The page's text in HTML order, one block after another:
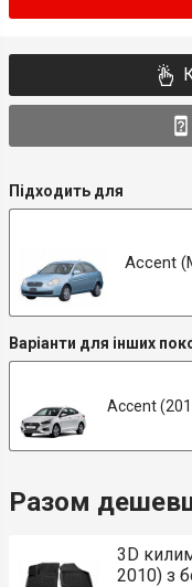
Підходить для
Accent
Варіанти для інших
Accent
Разом
3D
2010) з